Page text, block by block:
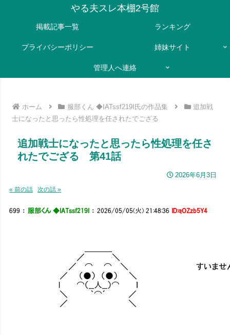
やる夫スレ本棚2号館
掲載記事一覧 ランキング
プライバシーポリシー 姉妹サイト
管理人へ連絡
ホーム 服部くん ◆IATssf219I氏の作品集
追加戦
士になったと思ったら性処理を任されたでござる
追加戦士になったと思ったら性処理を任さ
れたでござる 第41話
2026年6月3日
« 前の話 次の話 »
699 ： 服部くん ◆IATssf219I ：2026/05/05(火) 21:48:36 ID:qOZzb5Y4
／ ＼
／ ⌒ ⌒ ＼ すいません、こんな人見
／ （●） （●） ＼
l ⌒（__人__）⌒ ｌ
＼ ｀⌒´ ／
／ ＼